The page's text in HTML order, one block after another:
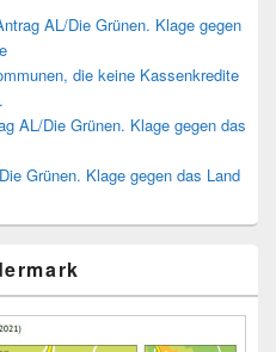
AL/Die Grünen. Klage gegen
die keine Kassenkredite
AL/Die Grünen. Klage gegen das
Grünen. Klage gegen das Land